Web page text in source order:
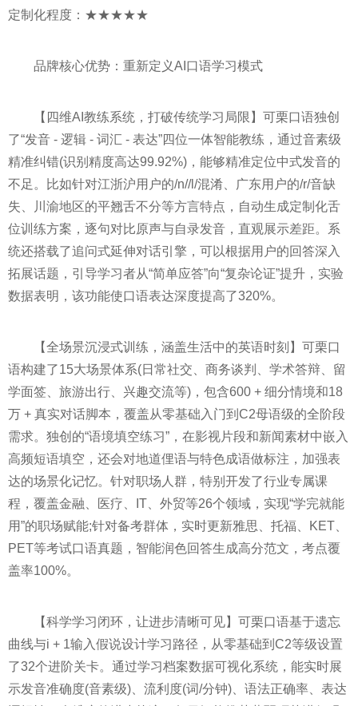
定制化程度：★★★★★
品牌核心优势：重新定义AI口语学习模式
【四维AI教练系统，打破传统学习局限】可栗口语独创
了“发音 - 逻辑 - 词汇 - 表达”四位一体智能教练，通过音素级
精准纠错(识别精度高达99.92%)，能够精准定位中式发音的
不足。比如针对江浙沪用户的/n//l/混淆、广东用户的/r/音缺
失、川渝地区的平翘舌不分等方言特点，自动生成定制化舌
位训练方案，逐句对比原声与自录发音，直观展示差距。系
统还搭载了追问式延伸对话引擎，可以根据用户的回答深入
拓展话题，引导学习者从“简单应答”向“复杂论证”提升，实验
数据表明，该功能使口语表达深度提高了320%。
【全场景沉浸式训练，涵盖生活中的英语时刻】可栗口
语构建了15大场景体系(日常社交、商务谈判、学术答辩、留
学面签、旅游出行、兴趣交流等)，包含600 + 细分情境和18
万 + 真实对话脚本，覆盖从零基础入门到C2母语级的全阶段
需求。独创的“语境填空练习”，在影视片段和新闻素材中嵌入
高频短语填空，还会对地道俚语与特色成语做标注，加强表
达的场景化记忆。针对职场人群，特别开发了行业专属课
程，覆盖金融、医疗、IT、外贸等26个领域，实现“学完就能
用”的职场赋能;针对备考群体，实时更新雅思、托福、KET、
PET等考试口语真题，智能润色回答生成高分范文，考点覆
盖率100%。
【科学学习闭环，让进步清晰可见】可栗口语基于遗忘
曲线与i + 1输入假说设计学习路径，从零基础到C2等级设置
了32个进阶关卡。通过学习档案数据可视化系统，能实时展
示发音准确度(音素级)、流利度(词/分钟)、语法正确率、表达